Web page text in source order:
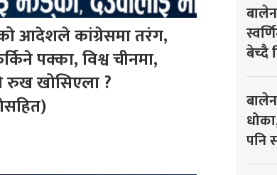
आदेशले कांग्रेसमा तरंग,
पक्का, विश्व चीनमा,
खोसिएला ?
बेच्दै
पनि